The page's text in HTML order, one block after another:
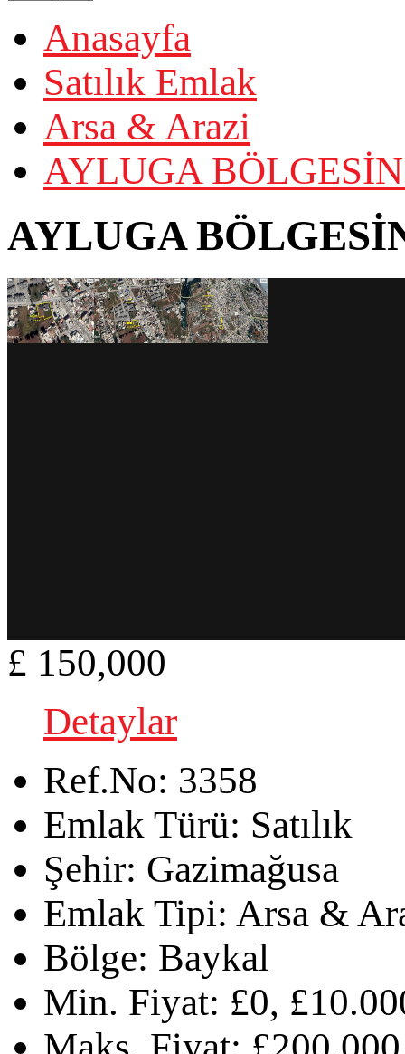
Anasayfa
Satılık Emlak
Arsa & Arazi
AYLUGA
AYLUGA
£ 150,000
Detaylar
Ref.No: 3358
Emlak Türü: Satılık
Şehir: Gazimağusa
Emlak Tipi: Arsa &
Bölge: Baykal
Min. Fiyat: £0,